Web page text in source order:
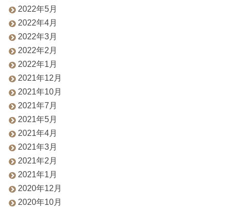
2022年5月
2022年4月
2022年3月
2022年2月
2022年1月
2021年12月
2021年10月
2021年7月
2021年5月
2021年4月
2021年3月
2021年2月
2021年1月
2020年12月
2020年10月